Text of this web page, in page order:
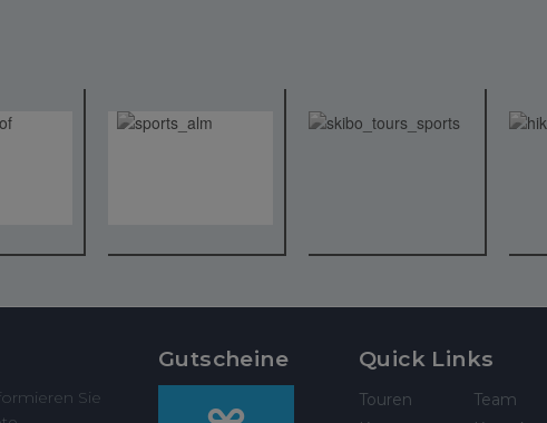
Sie
Gutscheine Quick Links
Touren
Team